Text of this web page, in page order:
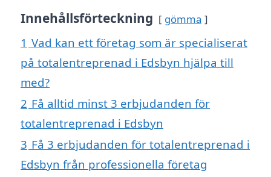
Innehållsförteckning gömma
1 Vad kan ett företag som är specialiserat
på totalentreprenad i Edsbyn hjälpa till
med?
2 Få alltid minst 3 erbjudanden för
totalentreprenad i Edsbyn
3 Få 3 erbjudanden för totalentreprenad i
Edsbyn från professionella företag